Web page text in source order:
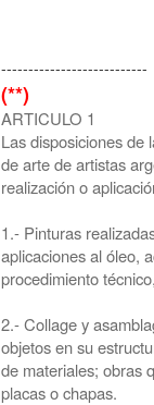
---------------------------
(**)
ARTICULO 1
Las disposiciones de
de arte de artistas
realización o
1.- Pinturas
aplicaciones al óleo,
procedimiento
2.- Collage y
objetos en su
de materiales; obras
placas o chapas.